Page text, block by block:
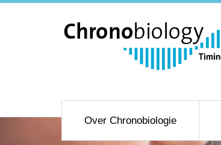
Over Chronobiologie